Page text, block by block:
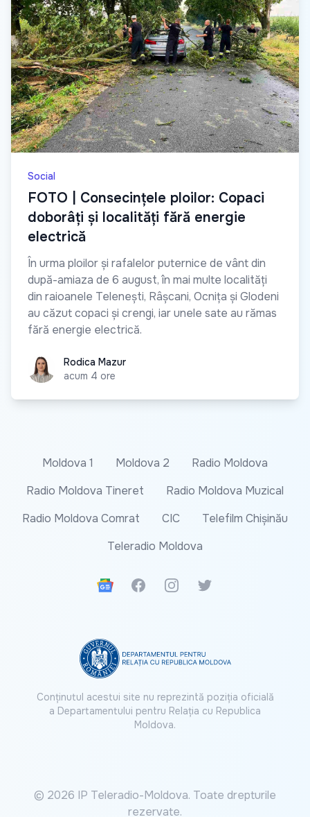
Social
FOTO | Consecințele ploilor: Copaci
doborâți și localități fără energie
electrică
În urma ploilor și rafalelor puternice de vânt din
după-amiaza de 6 august, în mai multe localități
din raioanele Telenești, Râșcani, Ocnița și Glodeni
au căzut copaci și crengi, iar unele sate au rămas
fără energie electrică.
Rodica MazurRodica Mazur
acum 4 ore
Moldova 1 Moldova 2
Radio Moldova
Radio Moldova Tineret
Radio Moldova Muzical
Radio Moldova Comrat
CIC
Telefilm Chișinău
Teleradio Moldova
Google News
FacebookInstagramTwitter
Conținutul acestui site nu reprezintă poziția oficială
a Departamentului pentru Relația cu Republica
Moldova.
© 2026 IP Teleradio-Moldova. Toate drepturile
rezervate.